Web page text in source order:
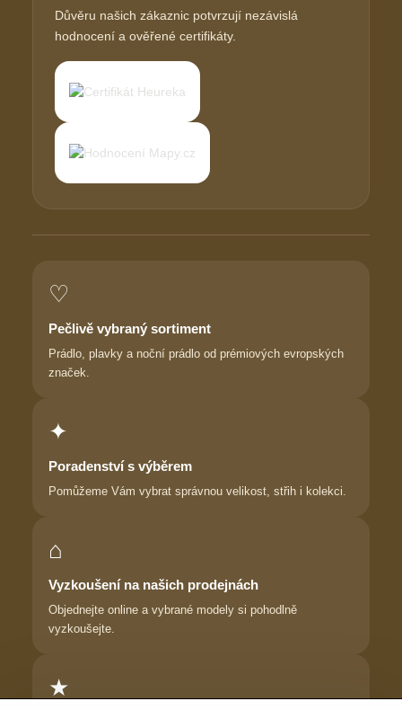
Důvěru našich zákaznic potvrzují nezávislá
hodnocení a ověřené certifikáty.
♡
Pečlivě vybraný sortiment
Prádlo, plavky a noční prádlo od prémiových evropských
značek.
✦
Poradenství s výběrem
Pomůžeme Vám vybrat správnou velikost, střih i kolekci.
⌂
Vyzkoušení na našich prodejnách
Objednejte online a vybrané modely si pohodlně
vyzkoušejte.
★